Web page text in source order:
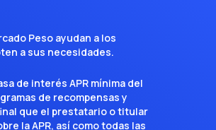
Peso ayudan a los
a sus necesidades.
de interés APR mínima del
de recompensas y
que el prestatario o titular
la APR, así como todas las